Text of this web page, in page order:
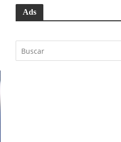
Ads